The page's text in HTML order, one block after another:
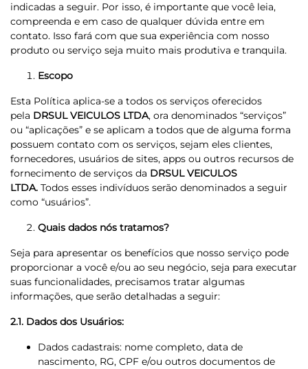
indicadas a seguir. Por isso, é importante que você leia,
compreenda e em caso de qualquer dúvida entre em
contato. Isso fará com que sua experiência com nosso
produto ou serviço seja muito mais produtiva e tranquila.
Escopo
Esta Política aplica-se a todos os serviços oferecidos
pela DRSUL VEICULOS LTDA, ora denominados “serviços”
ou “aplicações” e se aplicam a todos que de alguma forma
possuem contato com os serviços, sejam eles clientes,
fornecedores, usuários de sites, apps ou outros recursos de
fornecimento de serviços da DRSUL VEICULOS
LTDA. Todos esses indivíduos serão denominados a seguir
como “usuários”.
Quais dados nós tratamos?
Seja para apresentar os benefícios que nosso serviço pode
proporcionar a você e/ou ao seu negócio, seja para executar
suas funcionalidades, precisamos tratar algumas
informações, que serão detalhadas a seguir:
2.1. Dados dos Usuários:
Dados cadastrais: nome completo, data de
nascimento, RG, CPF e/ou outros documentos de